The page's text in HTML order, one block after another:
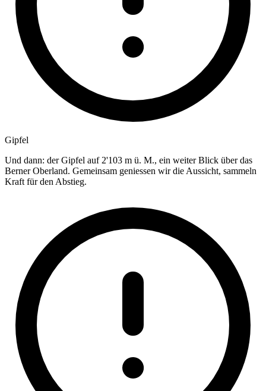
Gipfel
Und dann: der Gipfel auf 2'103 m ü. M., ein weiter Blick über das
Berner Oberland. Gemeinsam geniessen wir die Aussicht, sammeln
Kraft für den Abstieg.